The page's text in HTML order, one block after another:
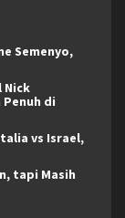
Semenyo,
Nick
di
vs Israel,
tapi Masih